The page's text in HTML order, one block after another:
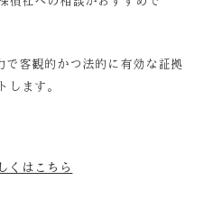
客観的かつ法的に有効な証拠
します。
くはこちら